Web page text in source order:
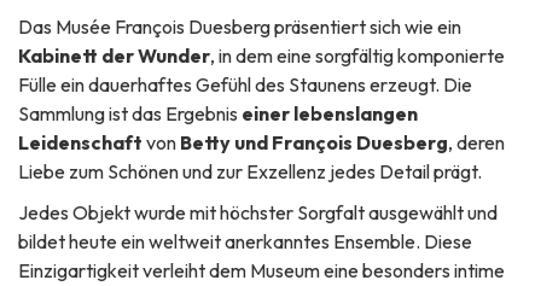
Das Musée François Duesberg präsentiert sich wie ein
Kabinett der Wunder, in dem eine sorgfältig komponierte
Fülle ein dauerhaftes Gefühl des Staunens erzeugt. Die
Sammlung ist das Ergebnis einer lebenslangen
Leidenschaft von Betty und François Duesberg, deren
Liebe zum Schönen und zur Exzellenz jedes Detail prägt.
Jedes Objekt wurde mit höchster Sorgfalt ausgewählt und
bildet heute ein weltweit anerkanntes Ensemble. Diese
Einzigartigkeit verleiht dem Museum eine besonders intime